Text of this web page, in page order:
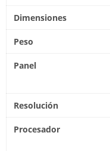
Dimensiones
Peso
Panel
Resolución
Procesador